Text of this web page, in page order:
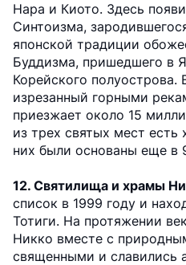
Нара и Киото. Здесь
Синтоизма,
японской традиции
Буддизма, пришедшего в
Корейского полуострова.
изрезанный горными
приезжает около 15
из трех святых мест
них были основаны еще в
12. Святилища и храмы
список в 1999 году и
Тотиги. На протяжении
Никко вместе с
священными и славились